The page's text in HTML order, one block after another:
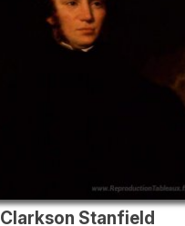
Clarkson Stanfield